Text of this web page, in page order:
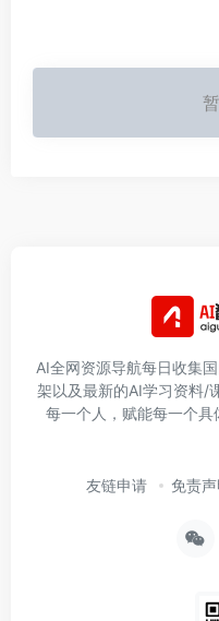
AI全网资源导航每日收集
架以及最新的AI学习资料/
每一个人，赋能每一个
友链申请 免责